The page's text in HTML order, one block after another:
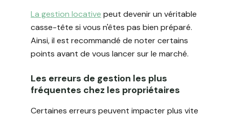
La gestion locative peut devenir un véritable
casse-tête si vous n'êtes pas bien préparé.
Ainsi, il est recommandé de noter certains
points avant de vous lancer sur le marché.
Les erreurs de gestion les plus
fréquentes chez les propriétaires
Certaines erreurs peuvent impacter plus vite